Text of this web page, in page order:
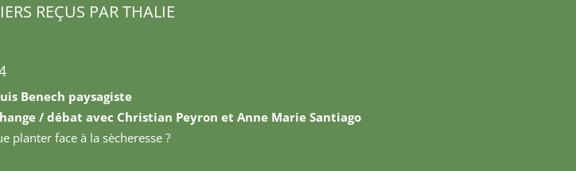
REÇUS PAR THALIE
Benech paysagiste
/ débat avec Christian Peyron et Anne Marie Santiago
planter face à la sècheresse ?